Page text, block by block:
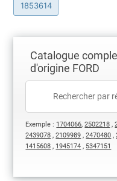
1853614
Catalogue
d'origine FORD
Exemple : 1704066,2502218 ,
2439078 ,2109989 ,2470480 ,
1415608 , 1945174 , 5347151